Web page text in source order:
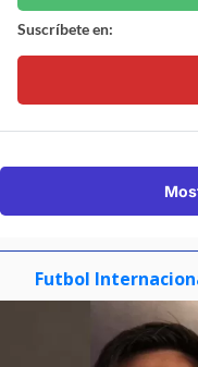
Suscríbete en:
Futbol